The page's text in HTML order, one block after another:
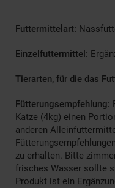
Futtermittelart:
Einzelfuttermittel:
Tierarten, für die das
Fütterungsempfehlung:
Katze (4kg) einen
anderen
zu erhalten. Bitte
frisches Wasser sollte
Produkt ist ein